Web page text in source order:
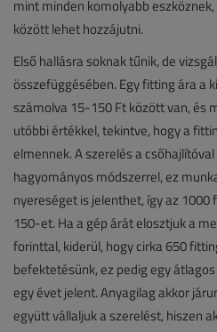
mint minden komolyabb
között lehet hozzájutni.
Első hallásra soknak tűnik, de
összefüggésében. Egy fitting ára a
számolva 15-150 Ft között van, és
utóbbi értékkel, tekintve, hogy a
elmennek. A szerelés a
hagyományos módszerrel, ez
nyereséget is jelenthet, így az
150-et. Ha a gép árát elosztjuk a
forinttal, kiderül, hogy cirka 650
befektetésünk, ez pedig egy
egy évet jelent. Anyagilag akkor
együtt vállaljuk a szerelést, hiszen